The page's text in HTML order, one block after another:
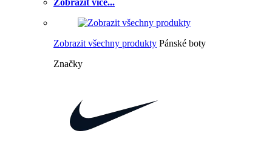
Zobrazit více...
Zobrazit všechny produkty Pánské boty
Značky